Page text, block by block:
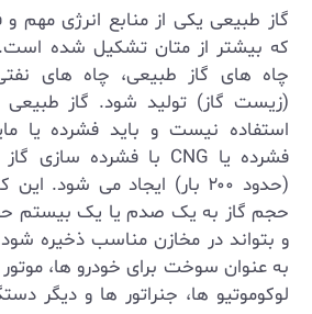
گاز طبیعی یکی از منابع انرژی مهم
که بیشتر از متان تشکیل شده است.
چاه‌ های گاز طبیعی، چاه ‌های
(زیست ‌گاز) تولید شود. گاز
استفاده نیست و باید فشرده یا
فشرده یا CNG با فشرده ‌سازی گاز
(حدود ۲۰۰ بار) ایجاد می‌
حجم گاز به یک صدم یا یک بیستم
و بتواند در مخازن مناسب ذخیره
به‌ عنوان سوخت برای خودرو ها،
لوکوموتیو ها، جنراتور ها و دیگر